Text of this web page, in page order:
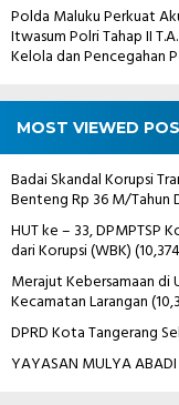
Polda Maluku Perkuat
Itwasum Polri Tahap II
Kelola dan Pencegahan
MOST VIEWED
Badai Skandal Korupsi
Benteng Rp 36 M/Tahun
HUT ke – 33, DPMPTSP
dari Korupsi (WBK)
Merajut Kebersamaan di
Kecamatan Larangan
DPRD Kota Tangerang
YAYASAN MULYA ABADI